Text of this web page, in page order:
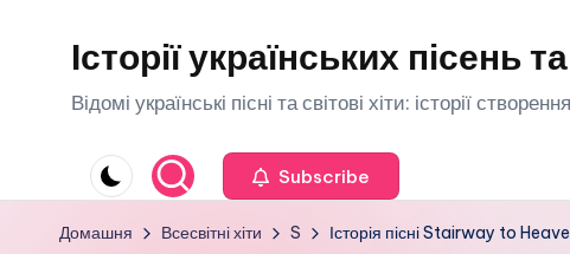
Історії українських пісень
Відомі українські пісні та світові хіти: історії
Subscribe
Домашня Всесвітні хіти S Історія пісні Stairway to